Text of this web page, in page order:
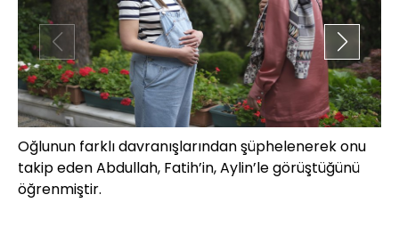
Oğlunun farklı davranışlarından şüphelenerek onu
takip eden Abdullah, Fatih’in, Aylin’le görüştüğünü
öğrenmiştir.